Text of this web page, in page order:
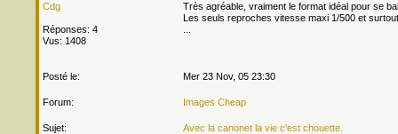
Cdg
Réponses: 4
Vus: 1408
Très agréable, vraiment le format idéal pour se
Les seuls reproches vitesse maxi 1/500 et
Posté le: Mer 23 Nov, 05 23:30
Forum: Images Cheap
Sujet: Avec la canonet la vie c'est chouette.